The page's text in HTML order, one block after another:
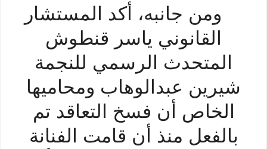
ومن جانبه، أكد المستشار
القانوني ياسر قنطوش
المتحدث الرسمي للنجمة
شيرين عبدالوهاب ومحاميها
الخاص أن فسخ التعاقد تم
بالفعل منذ أن قامت الفنانة